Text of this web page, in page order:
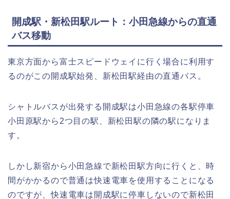
開成駅・新松田駅ルート：小田急線からの直通
バス移動
東京方面から富士スピードウェイに行く場合に利用す
るのがこの開成駅始発、新松田駅経由の直通バス。
シャトルバスが出発する開成駅は小田急線の各駅停車
小田原駅から2つ目の駅、新松田駅の隣の駅になりま
す。
しかし新宿から小田急線で新松田駅方向に行くと、時
間がかかるので普通は快速電車を使用することになる
のですが、快速電車は開成駅に停車しないので新松田